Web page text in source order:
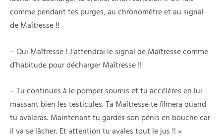
comme pendant tes purges, au chronomètre et au signal
de Maîtresse !!
– Oui Maîtresse ! J’attendrai le signal de Maîtresse comme
d’habitude pour décharger Maîtresse !!
– Tu continues à le pomper soumis et tu accélères en lui
massant bien les testicules. Ta Maîtresse te filmera quand
tu avaleras. Maintenant tu gardes son pénis en bouche car
il va se lâcher. Et attention tu avales tout le jus !! »